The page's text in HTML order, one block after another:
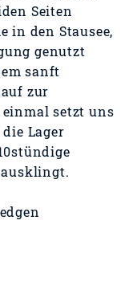
Seiten
in den Stausee,
genutzt
sanft
zur
setzt uns
Lager